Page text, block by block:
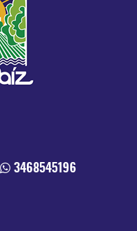
3468545196